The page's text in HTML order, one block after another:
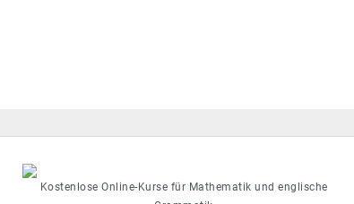
Kostenlose Online-Kurse für Mathematik und englische